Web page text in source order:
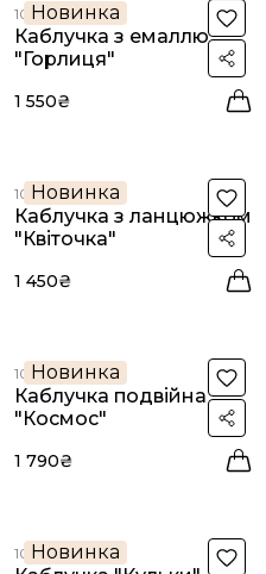
Новинка
10535с
Каблучка з емаллю
"Горлиця"
1 550₴
Новинка
10533с
Каблучка з ланцюжком
"Квіточка"
1 450₴
Новинка
10531с
Каблучка подвійна
"Космос"
1 790₴
Новинка
10529с